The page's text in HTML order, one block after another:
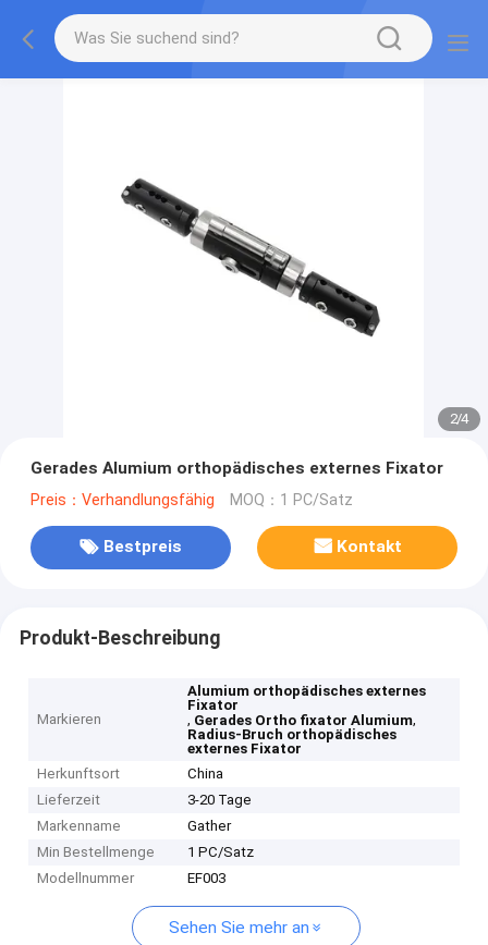
2/4
Gerades Alumium orthopädisches externes Fixator
Preis：Verhandlungsfähig MOQ：1 PC/Satz
Bestpreis Kontakt
Produkt-Beschreibung
Markieren
Alumium orthopädisches externes
Fixator
, Gerades Ortho fixator Alumium,
Radius-Bruch orthopädisches
externes Fixator
Herkunftsort
China
Lieferzeit
3-20 Tage
Markenname
Gather
Min Bestellmenge
1 PC/Satz
Modellnummer
EF003
Sehen Sie mehr an